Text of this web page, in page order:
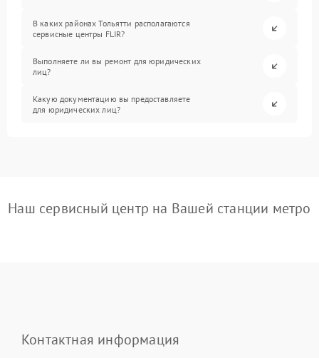
В каких районах Тольятти располагаются
сервисные центры FLIR?
Выполняете ли вы ремонт для юридических
лиц?
Какую документацию вы предоставляете
для юридических лиц?
Наш сервисный центр на Вашей станции метро
Контактная информация